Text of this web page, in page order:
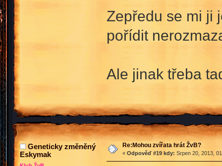
Zepředu se mi ji
pořídit
Ale jinak třeba
Geneticky změněný
Eskymak
Re:Mohou zvířata hrát ŽvB?
« Odpověď #19 kdy: Srpen 20, 2013,